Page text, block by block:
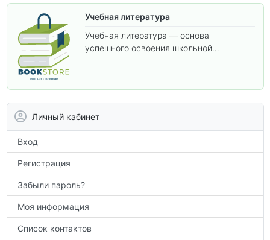
Учебная литература
Учебная литература — основа
успешного освоения школьной
по предметам.
Личный кабинет
Вход
Регистрация
Забыли пароль?
Моя информация
Список контактов